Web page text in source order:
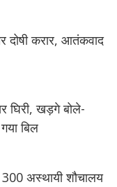
दोषी करार, आतंकवाद
घिरी, खड़गे बोले-
बिल
300 अस्थायी शौचालय